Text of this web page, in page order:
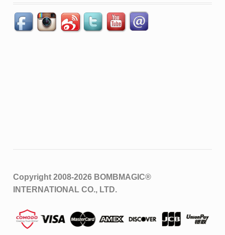
Copyright 2008-2026BOMBMAGIC®
INTERNATIONAL CO., LTD.